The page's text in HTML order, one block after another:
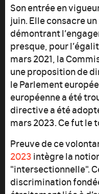
Son entrée en
juin. Elle consacre
démontrant
presque, pour
mars 2021, la
une proposition de
le Parlement
européenne a été
directive a été
mars 2023. Ce fut le
Preuve de ce
2023intègre la
"intersectionnelle".
discrimination